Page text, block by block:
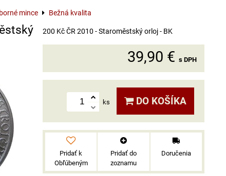
mince Bežná kvalita
200 Kč ČR 2010 - Staroměstský orloj - BK
39,90 € s DPH
ks DO KOŠÍKA
Pridať k
Obľúbeným
Pridať do
zoznamu
Doručenia